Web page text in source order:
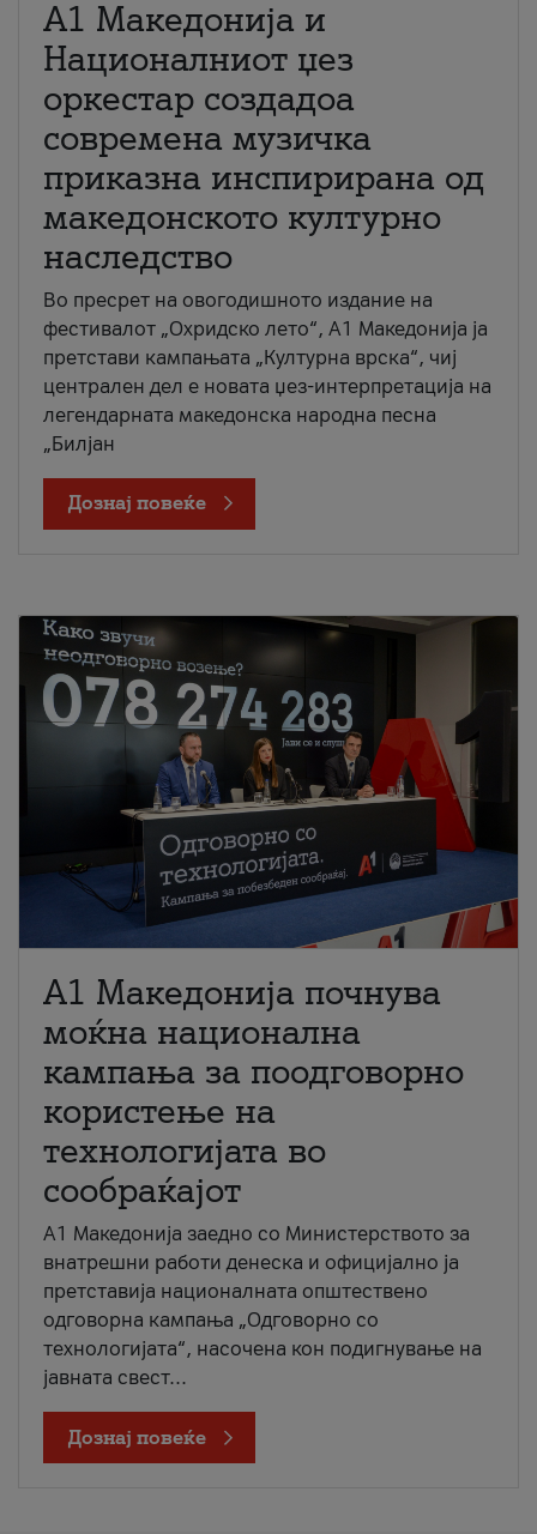
А1 Македонија и
Националниот џез
оркестар создадоа
современа музичка
приказна инспирирана од
македонското културно
наследство
Во пресрет на овогодишното издание на
фестивалот „Охридско лето“, А1 Македонија ја
претстави кампањата „Културна врска“, чиј
централен дел е новата џез-интерпретација на
легендарната македонска народна песна
„Билјан
Дознај повеќе
A1 Македонија почнува
моќна национална
кампања за поодговорно
користење на
технологијата во
сообраќајот
A1 Македонија заедно со Министерството за
внатрешни работи денеска и официјално ја
претставија националната општествено
одговорна кампања „Одговорно со
технологијата“, насочена кон подигнување на
јавната свест...
Дознај повеќе